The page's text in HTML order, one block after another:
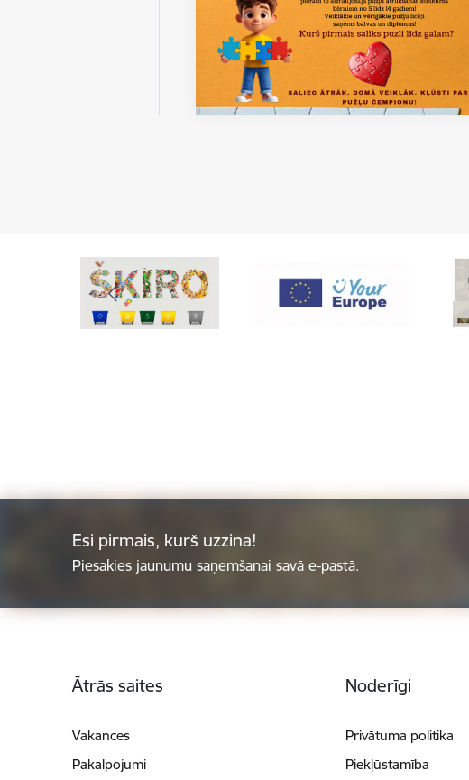
Esi pirmais, kurš uzzina!
Piesakies jaunumu saņemšanai savā e-pastā.
Ātrās saites
Vakances
Pakalpojumi
Noderīgi
Privātuma politika
Piekļūstamība